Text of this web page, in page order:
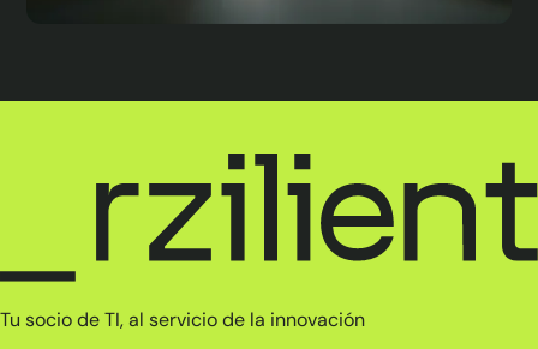
Tu socio de TI, al servicio de la innovación